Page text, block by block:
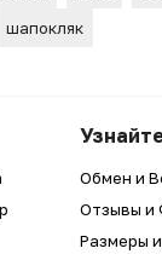
шапокляк
Обмен и
Отзывы и
Размеры